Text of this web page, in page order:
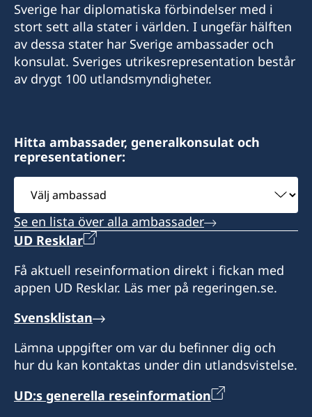
E-mail:
monaco@consulatdesuede.com
Consulat honoraire de Suède à Monaco
Telefontider:
Måndag 9.00-14.00
Tisdag - fredag 9.00-12.00
Öppettider:
Enligt överenskommelse.
Extra helgdagar i Monaco då konsulatet är
stängt:
27/1, 25/5, 4/6, 2/11, 19/11, 8/12 2026
Sommarstängt : 5/08-31/08 2026
Konsulatet i Monaco kan utlämna pass, ID-kort
och körkort som sökts vid en ambassad eller
polismyndighet i Sverige.
Sverige har diplomatiska förbindelser med i
stort sett alla stater i världen. I ungefär hälften
av dessa stater har Sverige ambassader och
konsulat. Sveriges utrikesrepresentation består
av drygt 100 utlandsmyndigheter.
Hitta ambassader, generalkonsulat och
representationer:
Välj
ambassad
Se en lista över alla ambassader
UD Resklar
Få aktuell reseinformation direkt i fickan med
appen UD Resklar. Läs mer på regeringen.se.
Svensklistan
Lämna uppgifter om var du befinner dig och
hur du kan kontaktas under din utlandsvistelse.
UD:s generella reseinformation